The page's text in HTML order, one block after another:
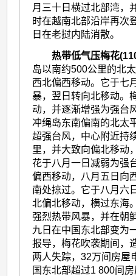
月三十日横过北部湾，
时在越南北部沿岸再次
日在老挝内陆消散。
热带低气压梅花
岛以南约500公里的北
西北偏西移动。它于七
暴，翌日转向北移动。
动，并逐渐增强为强台
冲绳岛东南偏南的北太
超强台风，中心附近持
里，并大致向偏北移动
花于八月一日减弱为强
偏西移动，八月五日向
南处掠过。它于八月六
北偏北移动，横过东海
强烈热带风暴，并在朝
九日在中国东北部变为
报导，梅花吹袭期间，
两人失踪，32万间房屋
国东北部超过1 800间